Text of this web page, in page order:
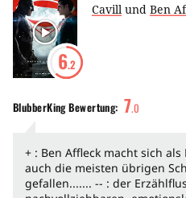
6.2
Cavill und Ben
BlubberKingBewertung: 7.0
+ : Ben Affleck macht sich
auch die meisten übrigen
gefallen....... -- : der